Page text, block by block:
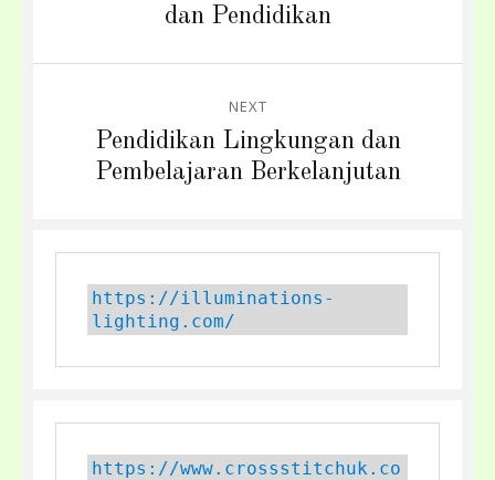
dan Pendidikan
NEXT
Pendidikan Lingkungan dan
Pembelajaran Berkelanjutan
https://illuminations-
lighting.com/
https://www.crossstitchuk.co